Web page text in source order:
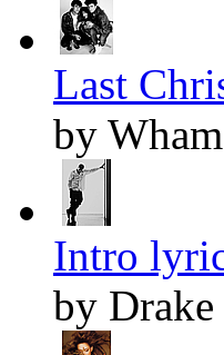
Last
by
Intro
by Drake